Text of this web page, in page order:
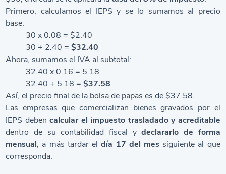
Primero, calculamos el IEPS y se lo sumamos al precio
base:
30 x 0.08 = $2.40
30 + 2.40 =$32.40
Ahora, sumamos el IVA al subtotal:
32.40 x 0.16 = 5.18
32.40 + 5.18 =$37.58
Así, el precio final de la bolsa de papas es de $37.58.
Las empresas que comercializan bienes gravados por el
IEPS debencalcular el impuesto trasladado y acreditable
dentro de su contabilidad fiscal ydeclararlo de forma
mensual, a más tardar eldía 17 del mes siguiente al que
corresponda.